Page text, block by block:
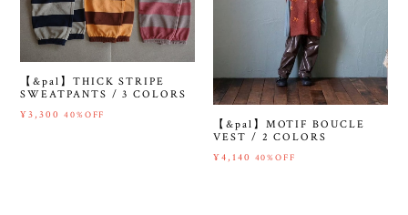
【&pal】THICK STRIPE
SWEATPANTS / 3 COLORS
¥3,300 40%OFF
【&pal】MOTIF BOUCLE
VEST / 2 COLORS
¥4,140 40%OFF